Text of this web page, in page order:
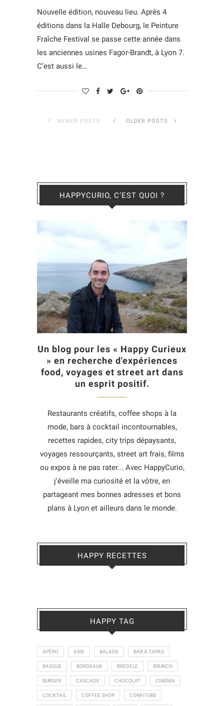
Nouvelle édition, nouveau lieu. Après 4
éditions dans la Halle Debourg, le Peinture
Fraîche Festival se passe cette année dans
les anciennes usines Fagor-Brandt, à Lyon 7.
C’est aussi le…
NEWER POSTS OLDER POSTS
HAPPYCURIO, C’EST QUOI ?
Un blog pour les « Happy Curieux
» en recherche d'expériences
food, voyages et street art dans
un esprit positif.
Restaurants créatifs, coffee shops à la
mode, bars à cocktail incontournables,
recettes rapides, city trips dépaysants,
voyages ressourçants, street art frais, films
ou expos à ne pas rater... Avec HappyCurio,
j'éveille ma curiosité et la vôtre, en
partageant mes bonnes adresses et bons
plans à Lyon et ailleurs dans le monde.
HAPPY RECETTES
HAPPY TAG
APÉRO ASIE BALADE BAR À TAPAS
BASQUE BORDEAUX BREDELE BRUNCH
BURGER CASCADE CHOCOLAT CINÉMA
COCKTAIL COFFEE SHOP CONFITURE